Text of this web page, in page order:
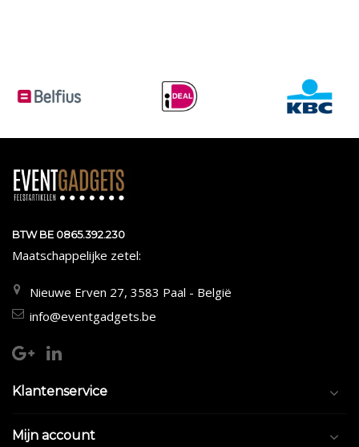
BTW BE 0865.392.230
Maatschappelijke zetel:
Nieuwe Erven 27, 3583 Paal - België
info@eventgadgets.be
Klantenservice
Mijn account